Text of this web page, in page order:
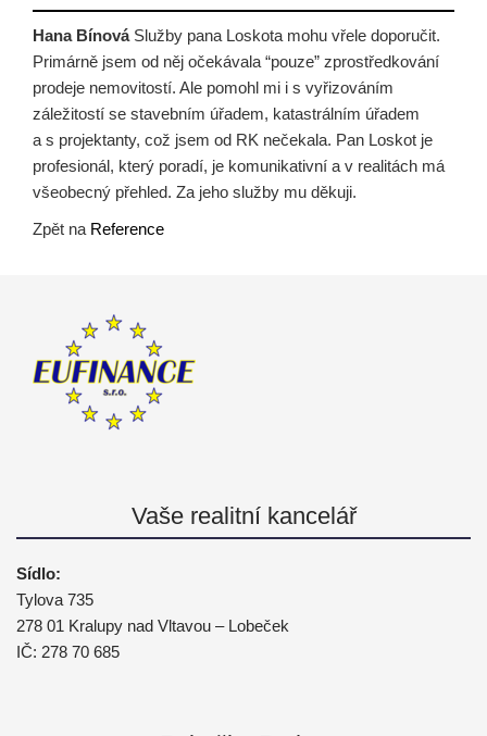
Hana BínováSlužby pana Loskota mohu vřele doporučit.
Primárně jsem od něj očekávala “pouze” zprostředkování
prodeje nemovitostí. Ale pomohl mi i s vyřizováním
záležitostí se stavebním úřadem, katastrálním úřadem
a s projektanty, což jsem od RK nečekala. Pan Loskot je
profesionál, který poradí, je komunikativní a v realitách má
všeobecný přehled. Za jeho služby mu děkuji.
Zpět na Reference
Vaše realitní kancelář
Sídlo:
Tylova 735
278 01 Kralupy nad Vltavou – Lobeček
IČ: 278 70 685